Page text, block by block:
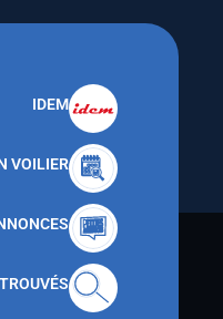
IDEM
VOILIER